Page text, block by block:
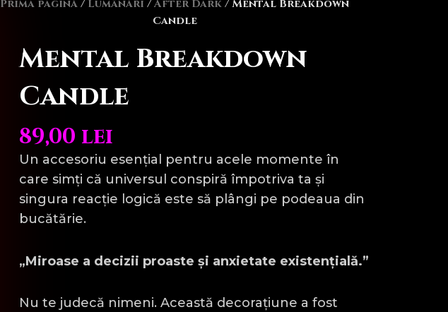
Prima pagină/ Lumânări /After Dark/ Mental Breakdown
Candle
Mental Breakdown
Candle
89,00 lei
Un accesoriu esențial pentru acele momente în
care simți că universul conspiră împotriva ta și
singura reacție logică este să plângi pe podeaua din
bucătărie.
„Miroase a decizii proaste și anxietate existențială.”
Nu te judecă nimeni. Această decorațiune a fost